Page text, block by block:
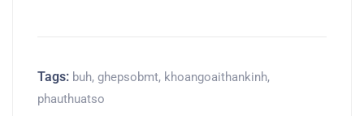
Tags: buh, ghepsobmt, khoangoaithankinh,
phauthuatso